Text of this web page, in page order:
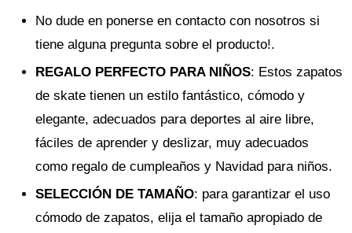
No dude en ponerse en contacto con nosotros si
tiene alguna pregunta sobre el producto!.
REGALO PERFECTO PARA NIÑOS: Estos zapatos
de skate tienen un estilo fantástico, cómodo y
elegante, adecuados para deportes al aire libre,
fáciles de aprender y deslizar, muy adecuados
como regalo de cumpleaños y Navidad para niños.
SELECCIÓN DE TAMAÑO: para garantizar el uso
cómodo de zapatos, elija el tamaño apropiado de